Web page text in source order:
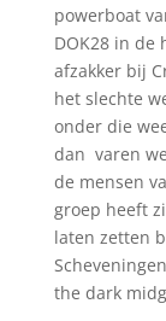
powerboat
DOK28 in de
afzakker bij
het slechte
onder die
dan varen
de mensen
groep heeft
laten zetten
the dark